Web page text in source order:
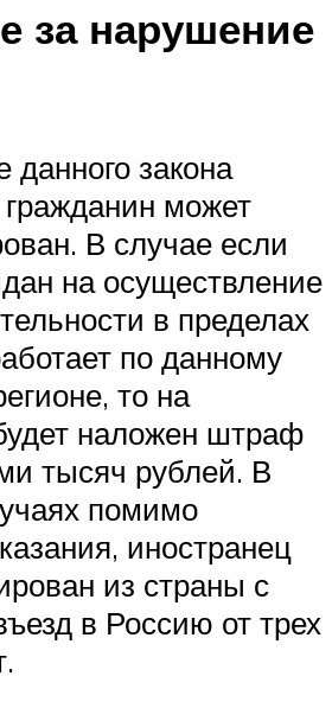
за нарушение
закона
может
В случае если
на осуществление
в пределах
по данному
то на
наложен штраф
тысяч рублей. В
помимо
иностранец
из страны с
в Россию от трех